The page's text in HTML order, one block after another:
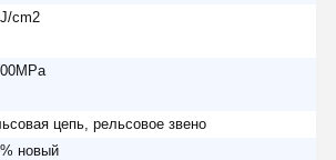
cm2
цепь, рельсовое звено
новый